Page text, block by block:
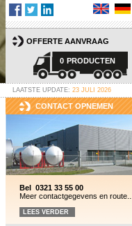
OFFERTE AANVRAAG
0 PRODUCTEN
LAATSTE UPDATE: 23 JULI 2026
CONTACT OPNEMEN
Bel 0321 33 55 00
Meer contactgegevens en route....
LEES VERDER